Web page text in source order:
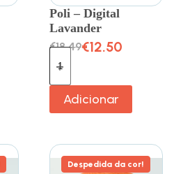
Poli – Digital
Lavander
€18.49€12.50
Adicionar
Despedida da cor!